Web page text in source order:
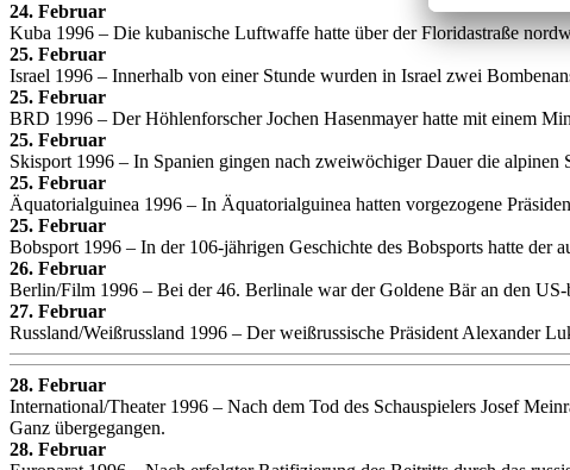
24. Februar
Kuba 1996 – Die kubanische Luftwaffe hatte über der Floridastraße
25. Februar
Israel 1996 – Innerhalb von einer Stunde wurden in Israel zwei
25. Februar
BRD 1996 – Der Höhlenforscher Jochen Hasenmayer hatte mit einem
25. Februar
Skisport 1996 – In Spanien gingen nach zweiwöchiger Dauer die alpinen
25. Februar
Äquatorialguinea 1996 – In Äquatorialguinea hatten vorgezogene
25. Februar
Bobsport 1996 – In der 106-jährigen Geschichte des Bobsports hatte der
26. Februar
Berlin/Film 1996 – Bei der 46. Berlinale war der Goldene Bär an den
27. Februar
Russland/Weißrussland 1996 – Der weißrussische Präsident Alexander
28. Februar
International/Theater 1996 – Nach dem Tod des Schauspielers Josef
Ganz übergegangen.
28. Februar